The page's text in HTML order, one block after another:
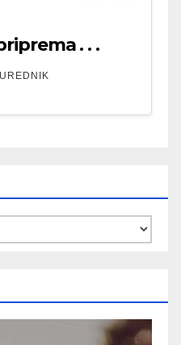
. . .
UREDNIK